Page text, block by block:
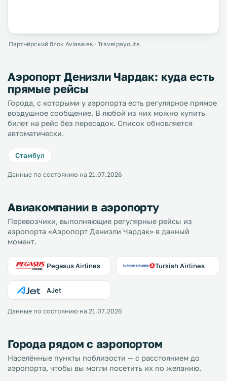
Партнёрский блок Aviasales · Travelpayouts.
Аэропорт Денизли Чардак: куда есть
прямые рейсы
Города, с которыми у аэропорта есть регулярное прямое
воздушное сообщение. В любой из них можно купить
билет на рейс без пересадок. Список обновляется
автоматически.
Стамбул
Данные по состоянию на 21.07.2026
Авиакомпании в аэропорту
Перевозчики, выполняющие регулярные рейсы из
аэропорта «Аэропорт Денизли Чардак» в данный
момент.
Pegasus Airlines Turkish Airlines
AJet
Данные по состоянию на 21.07.2026
Города рядом с аэропортом
Населённые пункты поблизости — с расстоянием до
аэропорта, чтобы вы могли посетить их по желанию.